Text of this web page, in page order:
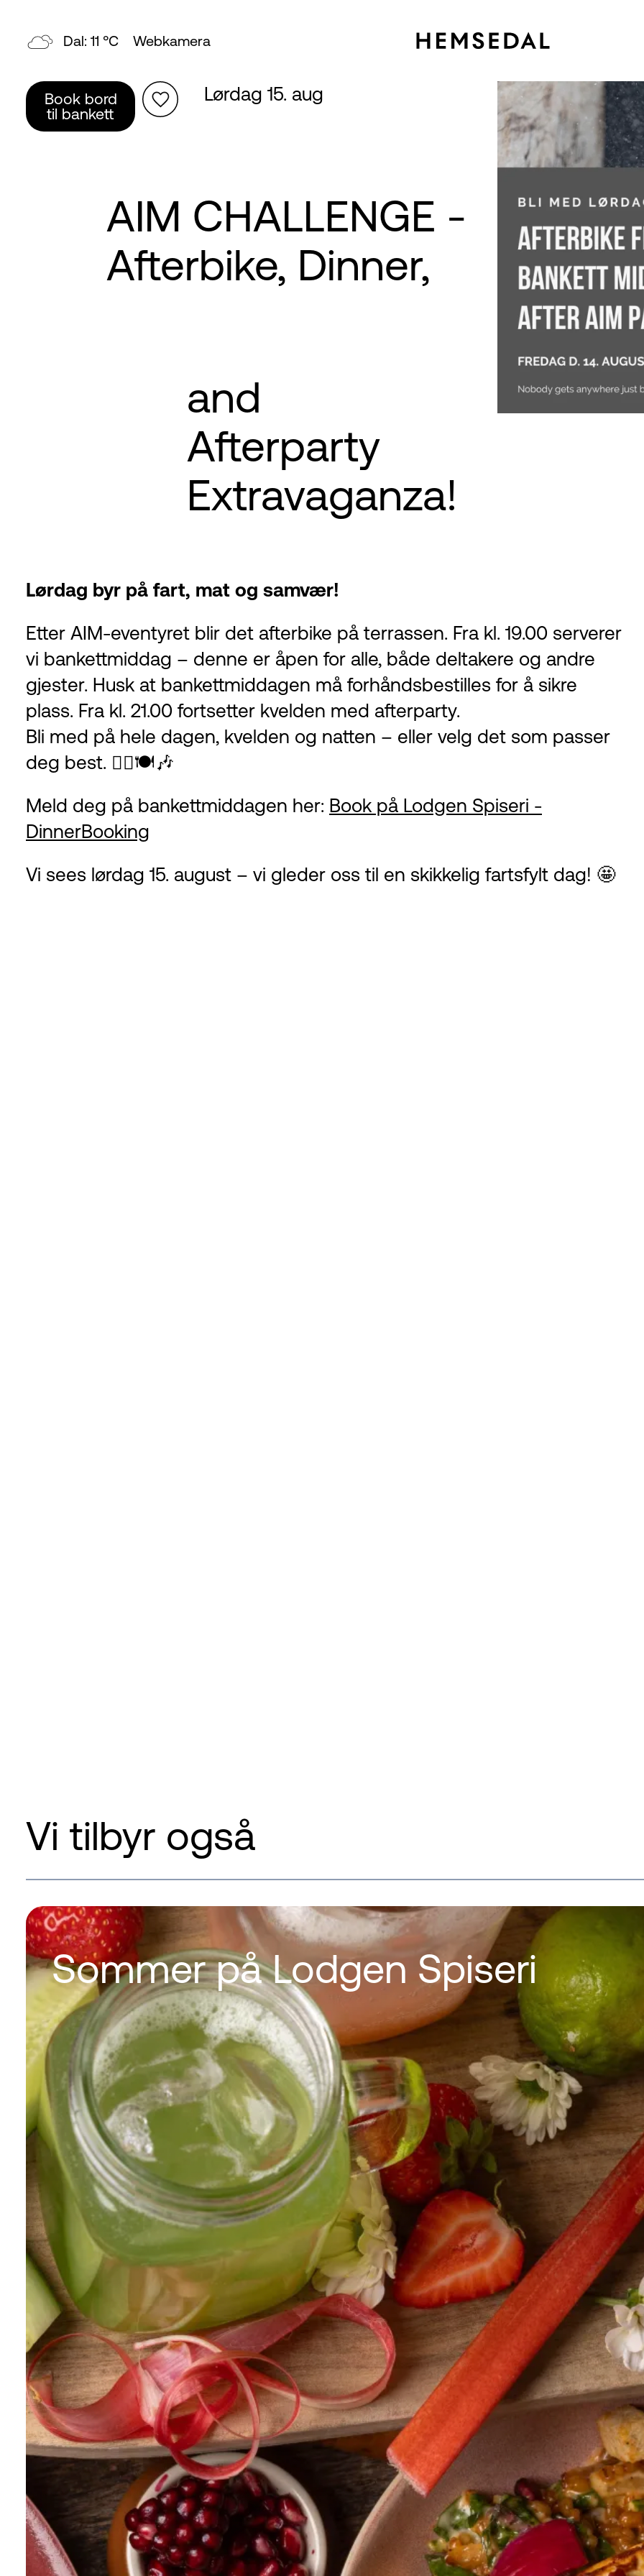
Topp: 5 °C Webkamera
Book bord
til bankett
Lørdag 15. aug
AIM CHALLENGE -
Afterbike, Dinner,
and
Afterparty
Extravaganza!
Lørdag byr på fart, mat og samvær!
Etter AIM-eventyret blir det afterbike på terrassen. Fra kl. 19.00 serverer
vi bankettmiddag – denne er åpen for alle, både deltakere og andre
gjester. Husk at bankettmiddagen må forhåndsbestilles for å sikre
plass. Fra kl. 21.00 fortsetter kvelden med afterparty.
Bli med på hele dagen, kvelden og natten – eller velg det som passer
deg best. 🚴‍♂️🍽️🎶
Meld deg på bankettmiddagen her: Book på Lodgen Spiseri -
DinnerBooking
Vi sees lørdag 15. august – vi gleder oss til en skikkelig fartsfylt dag! 🤩
Vi tilbyr også
Sommer på Lodgen Spiseri